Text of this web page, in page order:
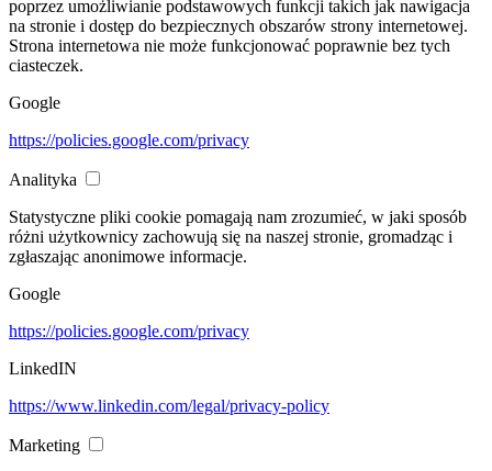
poprzez umożliwianie podstawowych funkcji takich jak nawigacja
na stronie i dostęp do bezpiecznych obszarów strony internetowej.
Strona internetowa nie może funkcjonować poprawnie bez tych
ciasteczek.
Google
https://policies.google.com/privacy
Analityka
Statystyczne pliki cookie pomagają nam zrozumieć, w jaki sposób
różni użytkownicy zachowują się na naszej stronie, gromadząc i
zgłaszając anonimowe informacje.
Google
https://policies.google.com/privacy
LinkedIN
https://www.linkedin.com/legal/privacy-policy
Marketing